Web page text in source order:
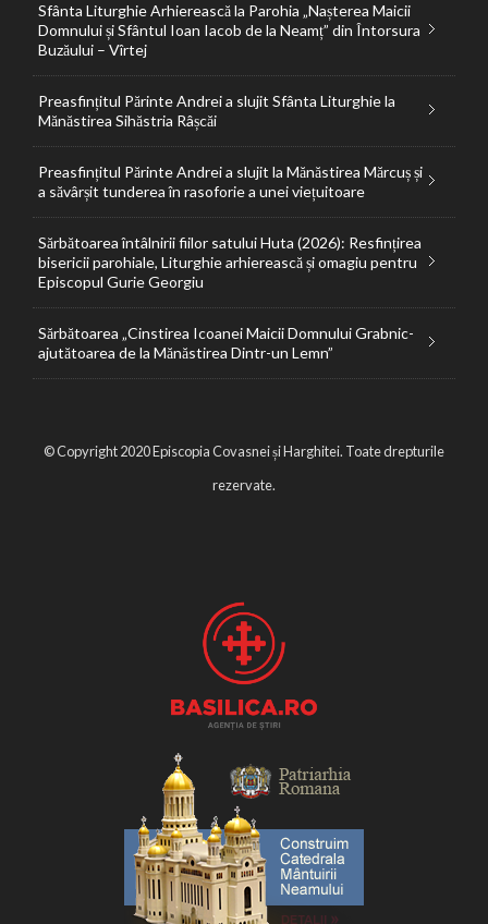
Sfânta Liturghie Arhierească la Parohia „Nașterea Maicii
Domnului și Sfântul Ioan Iacob de la Neamț” din Întorsura
Buzăului – Vîrtej
Preasfințitul Părinte Andrei a slujit Sfânta Liturghie la
Mănăstirea Sihăstria Râșcăi
Preasfințitul Părinte Andrei a slujit la Mănăstirea Mărcuș și
a săvârșit tunderea în rasoforie a unei viețuitoare
Sărbătoarea întâlnirii fiilor satului Huta (2026): Resfințirea
bisericii parohiale, Liturghie arhierească și omagiu pentru
Episcopul Gurie Georgiu
Sărbătoarea „Cinstirea Icoanei Maicii Domnului Grabnic-
ajutătoarea de la Mănăstirea Dintr-un Lemn”
© Copyright 2020 Episcopia Covasnei și Harghitei. Toate drepturile
rezervate.